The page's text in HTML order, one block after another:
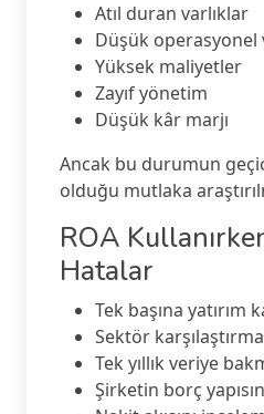
Atıl duran varlıklar
Düşük operasyonel
Yüksek maliyetler
Zayıf yönetim
Düşük kâr marjı
Ancak bu durumun
olduğu mutlaka
ROA
Hatalar
Tek başına yatırım
Sektör
Tek yıllık veriye
Şirketin borç